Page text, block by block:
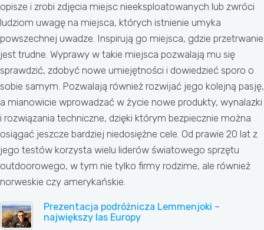
opisze i zrobi zdjęcia miejsc nieeksploatowanych lub zwróci
ludziom uwagę na miejsca, których istnienie umyka
powszechnej uwadze. Inspirują go miejsca, gdzie przetrwanie
jest trudne. Wyprawy w takie miejsca pozwalają mu się
sprawdzić, zdobyć nowe umiejętności i dowiedzieć sporo o
sobie samym. Pozwalają również rozwijać jego kolejną pasję,
a mianowicie wprowadzać w życie nowe produkty, wynalazki
i rozwiązania techniczne, dzięki którym bezpiecznie można
osiągać jeszcze bardziej niedosiężne cele. Od prawie 20 lat z
jego testów korzysta wielu liderów światowego sprzętu
outdoorowego, w tym nie tylko firmy rodzime, ale również
norweskie czy amerykańskie.
Prezentacja podróżnicza Lemmenjoki –
największy las Europy